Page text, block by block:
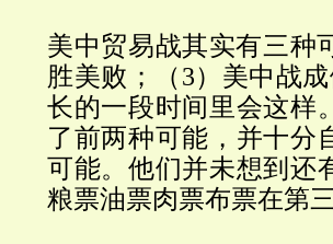
美中贸易战其实有三种
胜美败；（3）美中战
长的一段时间里会这样
了前两种可能，并十分
可能。他们并未想到还
粮票油票肉票布票在第